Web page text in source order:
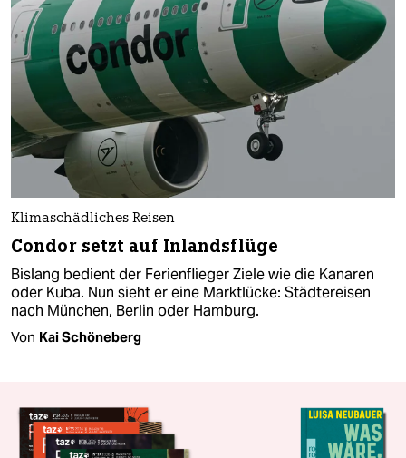
Klimaschädliches Reisen
Condor setzt auf Inlandsflüge
Bislang bedient der Ferienflieger Ziele wie die Kanaren
oder Kuba. Nun sieht er eine Marktlücke: Städtereisen
nach München, Berlin oder Hamburg.
Von Kai Schöneberg